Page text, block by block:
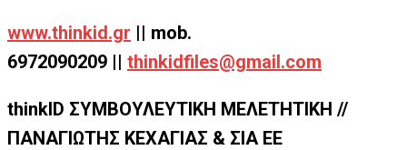
www.thinkid.gr || mob.
6972090209 || thinkidfiles@gmail.com
thinkID ΣΥΜΒΟΥΛΕΥΤΙΚΗ ΜΕΛΕΤΗΤΙΚΗ //
ΠΑΝΑΓΙΩΤΗΣ ΚΕΧΑΓΙΑΣ & ΣΙΑ ΕΕ